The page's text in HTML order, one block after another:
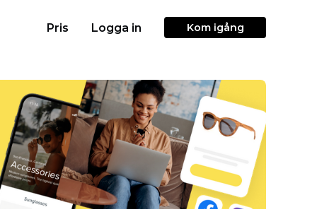
Pris Logga in Kom igång